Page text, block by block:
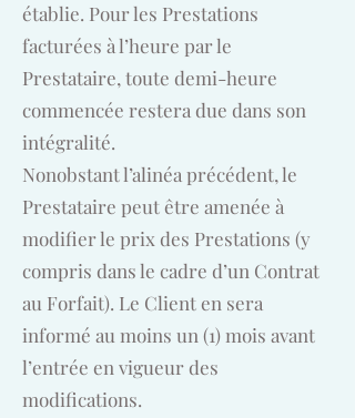
établie. Pour les Prestations
facturées à l’heure par le
Prestataire, toute demi-heure
commencée restera due dans son
intégralité.
Nonobstant l’alinéa précédent, le
Prestataire peut être amenée à
modifier le prix des Prestations (y
compris dans le cadre d’un Contrat
au Forfait). Le Client en sera
informé au moins un (1) mois avant
l’entrée en vigueur des
modifications.